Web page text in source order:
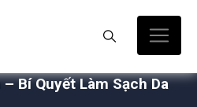
Bí Quyết Làm Sạch Da